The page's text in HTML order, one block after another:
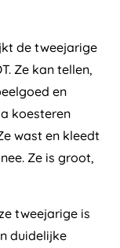
de tweejarige
Ze kan tellen,
en
koesteren
wast en kleedt
Ze is groot,
tweejarige is
duidelijke